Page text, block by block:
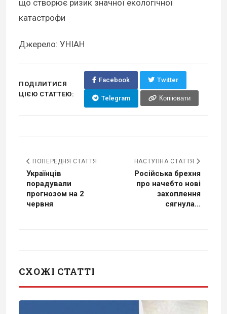
що створює ризик значної екологічної
катастрофи
Джерело: УНІАН
ПОДІЛИТИСЯ
ЦІЄЮ СТАТТЕЮ:
Facebook Twitter
Telegram Копіювати
ПОПЕРЕДНЯ СТАТТЯ
Українців
порадували
прогнозом на 2
червня
НАСТУПНА СТАТТЯ
Російська брехня
про начебто нові
захоплення
сягнула...
СХОЖІ СТАТТІ